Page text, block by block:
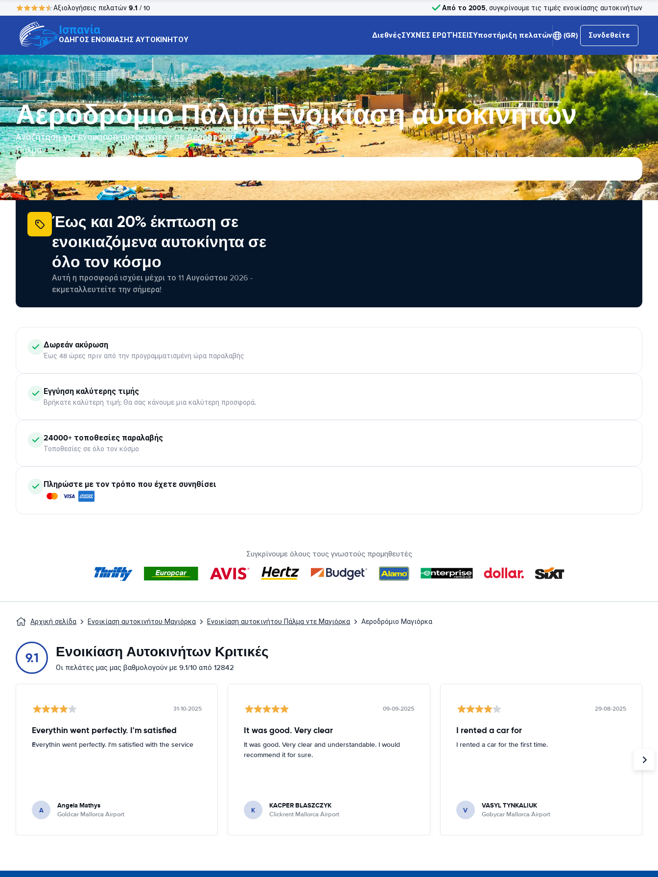
Αξιολογήσεις πελατών 9.1 / 10 Από το 2005, συγκρίνουμε τις τιμές ενοικίασης αυτοκινήτων
Ισπανία
ΟΔΗΓΟΣ ΕΝΟΙΚΙΑΣΗΣ ΑΥΤΟΚΙΝΗΤΟΥ ΔιεθνέςΣΥΧΝΈΣ ΕΡΩΤΉΣΕΙΣΥποστήριξη πελατών (GR) Συνδεθείτε
Αεροδρόμιο Πάλμα Ενοικίαση αυτοκινήτων
Αναζήτηση για ενοικίαση αυτοκινήτου σε Αεροδρόμιο
Πάλμα
Έως και 20% έκπτωση σε
ενοικιαζόμενα αυτοκίνητα σε
όλο τον κόσμο
Αυτή η προσφορά ισχύει μέχρι το 11 Αυγούστου 2026 -
εκμεταλλευτείτε την σήμερα!
Δωρεάν ακύρωση
Έως 48 ώρες πριν από την προγραμματισμένη ώρα παραλαβής
Εγγύηση καλύτερης τιμής
Βρήκατε καλύτερη τιμή; Θα σας κάνουμε μια καλύτερη προσφορά.
24000+ τοποθεσίες παραλαβής
Τοποθεσίες σε όλο τον κόσμο
Πληρώστε με τον τρόπο που έχετε συνηθίσει
Συγκρίνουμε όλους τους γνωστούς προμηθευτές
Αρχική σελίδα Ενοικίαση αυτοκινήτου Μαγιόρκα Ενοικίαση αυτοκινήτου Πάλμα ντε Μαγιόρκα Αεροδρόμιο Μαγιόρκα
9.1 Ενοικίαση Αυτοκινήτων Κριτικές
Οι πελάτες μας μας βαθμολογούν με 9.1/10 από 12842
31-10-2025
Everythin went perfectly. I'm satisfied
Everythin went perfectly. I'm satisfied with the service
A Angela Mathys
Goldcar Mallorca Airport
09-09-2025
It was good. Very clear
It was good. Very clear and understandable. I would
recommend it for sure.
K KACPER BLASZCZYK
Clickrent Mallorca Airport
29-08-2025
I rented a car for
I rented a car for the first time.
V VASYL TYNKALIUK
Gobycar Mallorca Airport